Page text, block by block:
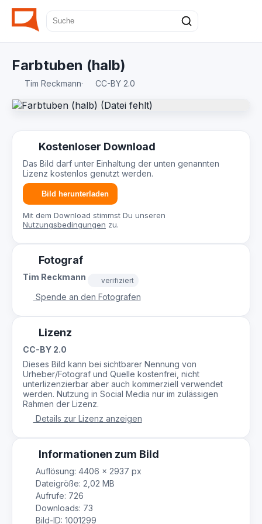
Farbtuben (halb)
Tim Reckmann· CC-BY 2.0
Kostenloser Download
Das Bild darf unter Einhaltung der unten genannten
Lizenz kostenlos genutzt werden.
Bild herunterladen
Mit dem Download stimmst Du unseren
Nutzungsbedingungen zu.
Fotograf
Tim Reckmann verifiziert
Spende an den Fotografen
Lizenz
CC-BY 2.0
Dieses Bild kann bei sichtbarer Nennung von
Urheber/Fotograf und Quelle kostenfrei, nicht
unterlizenzierbar aber auch kommerziell verwendet
werden. Nutzung in Social Media nur im zulässigen
Rahmen der Lizenz.
Details zur Lizenz anzeigen
Informationen zum Bild
Auflösung: 4406 × 2937 px
Dateigröße: 2,02 MB
Aufrufe: 726
Downloads: 73
Bild-ID: 1001299